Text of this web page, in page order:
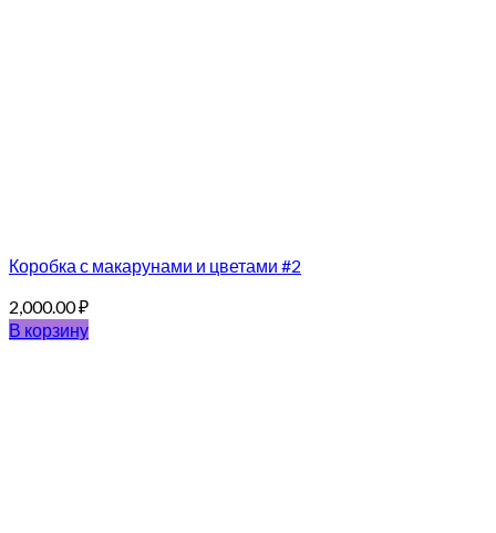
Коробка с макарунами и цветами #2
2,000.00₽
В корзину